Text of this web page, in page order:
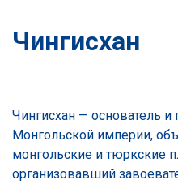
Чингисхан
Чингисхан — основатель
Монгольской империи,
монгольские и тюркские
организовавший